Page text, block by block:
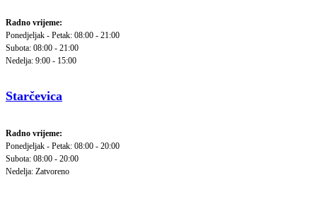
Radno vrijeme:
Ponedjeljak - Petak: 08:00 - 21:00
Subota: 08:00 - 21:00
Nedelja: 9:00 - 15:00
Starčevica
Radno vrijeme:
Ponedjeljak - Petak: 08:00 - 20:00
Subota: 08:00 - 20:00
Nedelja: Zatvoreno